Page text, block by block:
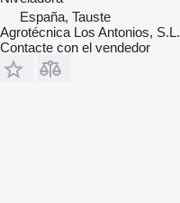
España, Tauste
Agrotécnica Los Antonios, S.L.
Contacte con el vendedor